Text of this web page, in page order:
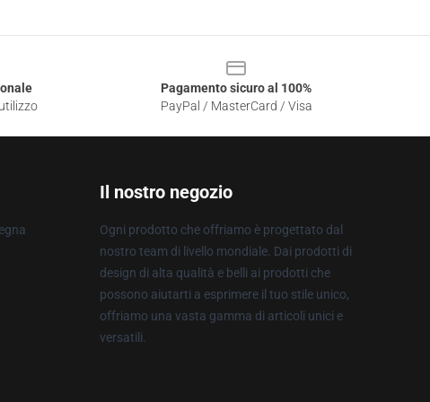
Pagamento sicuro al 100%
PayPal / MasterCard / Visa
Il nostro negozio
Ogni prodotto che offriamo è progettato dal
nostro team di livello mondiale. Dai prodotti di
design di alta qualità e belli ai prodotti che
possono aiutarti a esprimere il tuo stile unico,
offriamo una vasta gamma di articoli unici e
versatili.